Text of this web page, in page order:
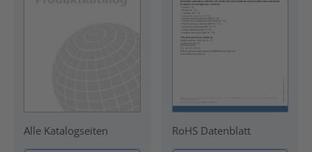
Alle Katalogseiten RoHS Datenblatt